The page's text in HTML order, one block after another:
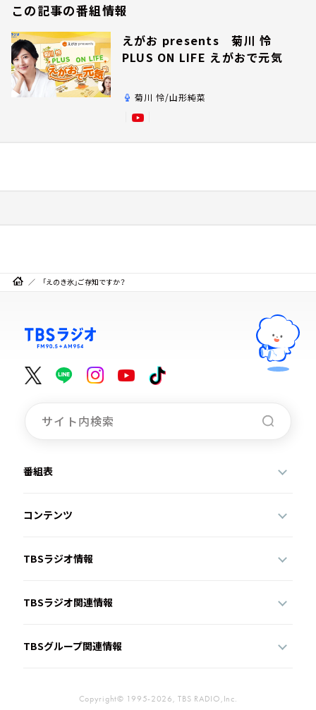
この記事の番組情報
えがお presents 菊川 怜
PLUS ON LIFE えがおで元気
菊川 怜/山形純菜
「えのき氷」ご存知ですか？
番組表
コンテンツ
TBSラジオ情報
TBSラジオ関連情報
TBSグループ関連情報
Copyright© 1995-2026, TBS RADIO,Inc.